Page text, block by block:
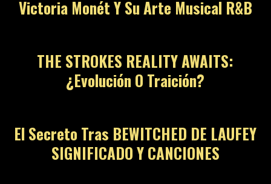
Victoria Monét Y Su Arte Musical R&B
THE STROKES REALITY AWAITS:
¿Evolución O Traición?
El Secreto Tras BEWITCHED DE LAUFEY
SIGNIFICADO Y CANCIONES